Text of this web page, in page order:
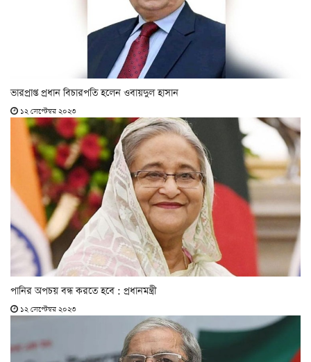
ভারপ্রাপ্ত প্রধান বিচারপতি হলেন ওবায়দুল হাসান
১২ সেপ্টেম্বর ২০২৩
পানির অপচয় বন্ধ করতে হবে : প্রধানমন্ত্রী
১২ সেপ্টেম্বর ২০২৩